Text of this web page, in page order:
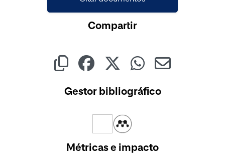
Compartir
Gestor bibliográfico
Métricas e impacto